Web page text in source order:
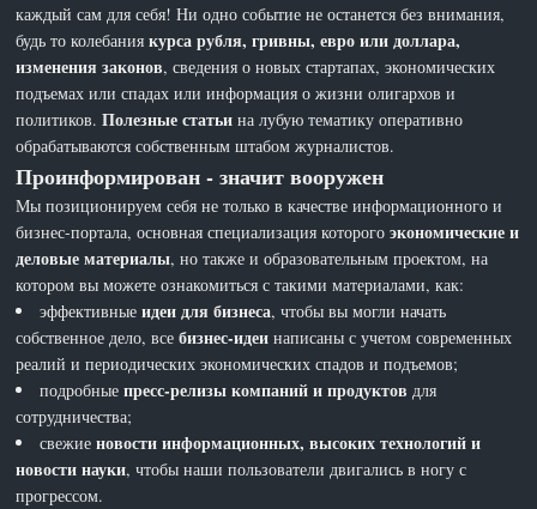
каждый сам для себя! Ни одно событие не останется без внимания,
будь то колебаниякурса рубля, гривны, евро или доллара,
изменения законов, сведения о новых стартапах, экономических
подъемах или спадах или информация о жизни олигархов и
политиков.Полезные статьи на лубую тематику оперативно
обрабатываются собственным штабом журналистов.
Проинформирован - значит вооружен
Мы позиционируем себя не только в качестве информационного и
бизнес-портала, основная специализация которогоэкономические и
деловые материалы, но также и образовательным проектом, на
котором вы можете ознакомиться с такими материалами, как:
эффективныеидеи для бизнеса, чтобы вы могли начать
собственное дело, всебизнес-идеи написаны с учетом современных
реалий и периодических экономических спадов и подъемов;
подробныепресс-релизы компаний и продуктов для
сотрудничества;
свежиеновости информационных, высоких технологий и
новости науки, чтобы наши пользователи двигались в ногу с
прогрессом.